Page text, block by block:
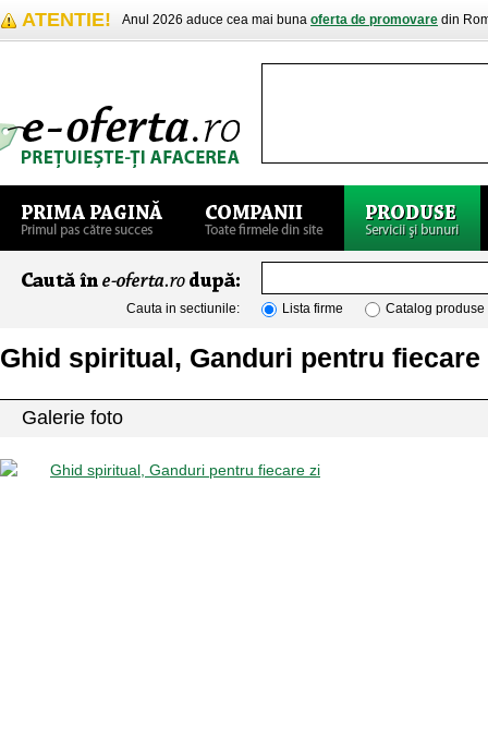
ATENTIE! Anul 2026 aduce cea mai buna oferta de promovare din
Cauta in sectiunile: Lista firme Catalog produse
Ghid spiritual, Ganduri pentru fiecare
Galerie foto